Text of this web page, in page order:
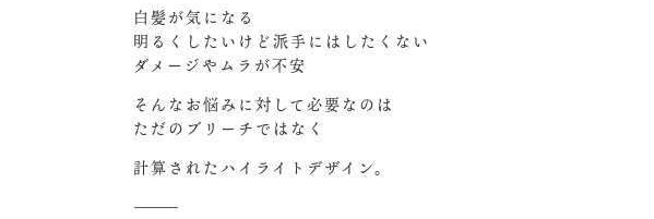
白髪が気になる
明るくしたいけど派手にはしたくない
ダメージやムラが不安
そんなお悩みに対して必要なのは
ただのブリーチではなく
計算されたハイライトデザイン。
⸻